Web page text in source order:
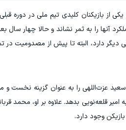
یکی از بازیکنان کلیدی تیم ملی در دوره
آنها را به ثمر نشاند و حالا چهار
دارد، البته تا پیش از مصدومیت در
عزت‌اللهی را به عنوان گزینه نخست و
قلعه‌نویی بدهد. علاوه بر او، محمد
وجود دارد.